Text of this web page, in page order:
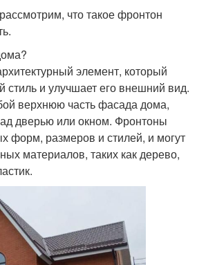
что такое фронтон
элемент, который
стиль и улучшает его внешний вид.
верхнюю часть фасада дома,
дверью или окном. Фронтоны
форм, размеров и стилей, и могут
материалов, таких как дерево,